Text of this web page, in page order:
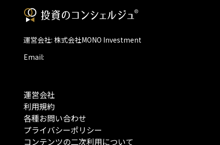
運営会社: 株式会社MONO Investment
Email:
運営会社
利用規約
各種お問い合わせ
プライバシーポリシー
コンテンツの二次利用について